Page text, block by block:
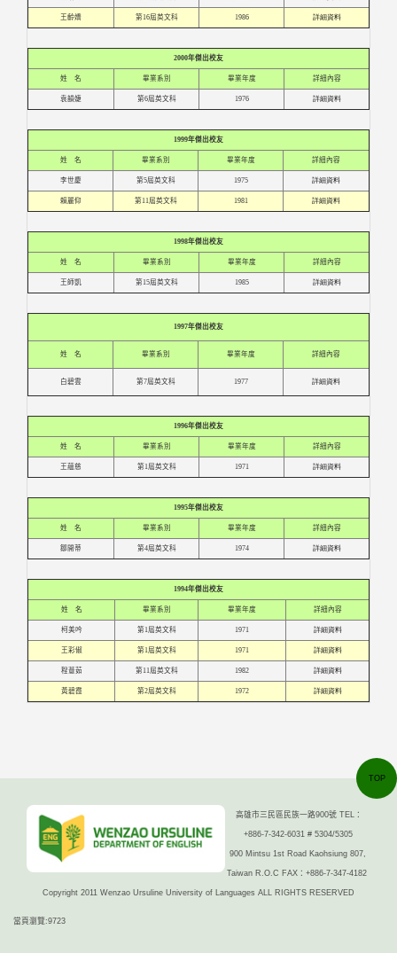
王齡嬌 第16屆英文科 1986 詳細資料
2000年傑出校友
姓 名 畢業系別 畢業年度 詳細內容
袁韻婕 第6屆英文科 1976 詳細資料
1999年傑出校友
姓 名 畢業系別 畢業年度 詳細內容
李世慶 第5屆英文科 1975 詳細資料
賴麗仰 第11屆英文科 1981 詳細資料
1998年傑出校友
姓 名 畢業系別 畢業年度 詳細內容
王師凱 第15屆英文科 1985 詳細資料
1997年傑出校友
姓 名 畢業系別 畢業年度 詳細內容
白碧雲 第7屆英文科 1977 詳細資料
1996年傑出校友
姓 名 畢業系別 畢業年度 詳細內容
王蘊慈 第1屆英文科 1971 詳細資料
1995年傑出校友
姓 名 畢業系別 畢業年度 詳細內容
鄒開蒂 第4屆英文科 1974 詳細資料
1994年傑出校友
姓 名 畢業系別 畢業年度 詳細內容
柯美吟 第1屆英文科 1971 詳細資料
王彩俶 第1屆英文科 1971 詳細資料
程薏茹 第11屆英文科 1982 詳細資料
黃碧霞 第2屆英文科 1972 詳細資料
高雄市三民區民族一路900號 TEL：
+886-7-342-6031 # 5304/5305
900 Mintsu 1st Road Kaohsiung 807,
Taiwan R.O.C FAX：+886-7-347-4182
Copyright 2011 Wenzao Ursuline University of Languages ALL RIGHTS RESERVED
當頁瀏覽:9723
TOP